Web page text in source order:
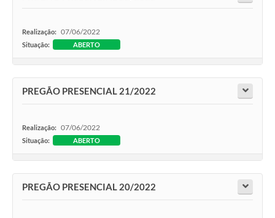
Realização: 07/06/2022
Situação: ABERTO
PREGÃO PRESENCIAL 21/2022
Realização: 07/06/2022
Situação: ABERTO
PREGÃO PRESENCIAL 20/2022